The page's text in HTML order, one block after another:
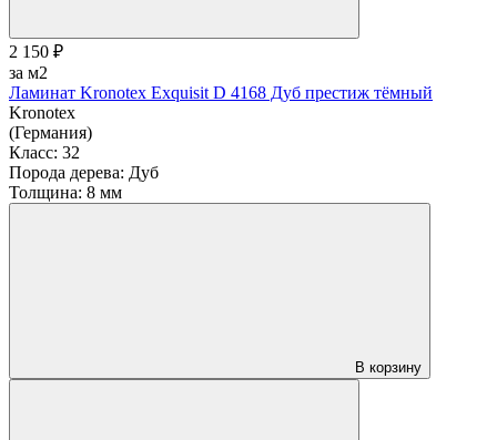
2 150 ₽
за м2
Ламинат Kronotex Exquisit D 4168 Дуб престиж тёмный
Kronotex
(Германия)
Класс: 32
Порода дерева: Дуб
Толщина: 8 мм
В корзину